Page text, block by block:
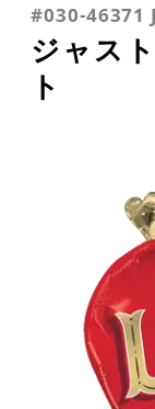
#030-46371
ジャス
ト